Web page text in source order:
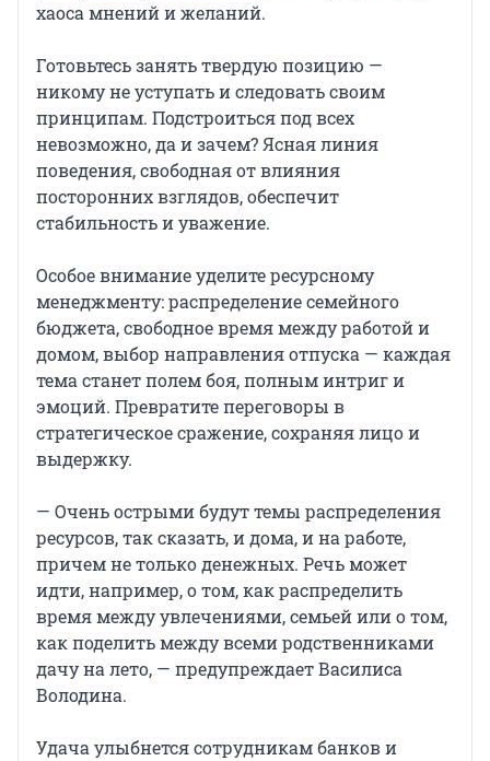
хаоса мнений и желаний.
Готовьтесь занять твердую позицию —
никому не уступать и следовать своим
принципам. Подстроиться под всех
невозможно, да и зачем? Ясная линия
поведения, свободная от влияния
посторонних взглядов, обеспечит
стабильность и уважение.
Особое внимание уделите ресурсному
менеджменту: распределение семейного
бюджета, свободное время между работой и
домом, выбор направления отпуска — каждая
тема станет полем боя, полным интриг и
эмоций. Превратите переговоры в
стратегическое сражение, сохраняя лицо и
выдержку.
— Очень острыми будут темы распределения
ресурсов, так сказать, и дома, и на работе,
причем не только денежных. Речь может
идти, например, о том, как распределить
время между увлечениями, семьей или о том,
как поделить между всеми родственниками
дачу на лето, — предупреждает Василиса
Володина.
Удача улыбнется сотрудникам банков и